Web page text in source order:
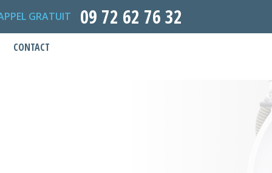
GRATUIT 09 72 62 76 32
CONTACT